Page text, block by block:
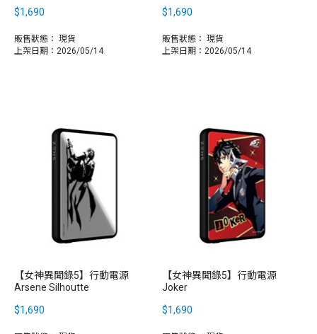
$1,690
販售狀態： 現貨
上架日期：2026/05/14
$1,690
販售狀態： 現貨
上架日期：2026/05/14
【女神異聞錄5】行動電源
Arsene Silhoutte
$1,690
【女神異聞錄5】行動電源
Joker
$1,690